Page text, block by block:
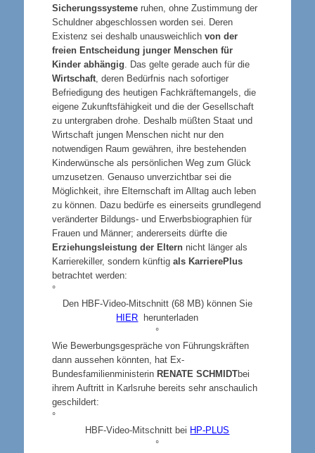
Sicherungssystemeruhen, ohne Zustimmung der
Schuldner abgeschlossen worden sei. Deren
Existenz sei deshalb unausweichlich von der
freien Entscheidung junger Menschen für
Kinder abhängig . Das gelte gerade auch für die
Wirtschaft, deren Bedürfnis nach sofortiger
Befriedigung des heutigen Fachkräftemangels, die
eigene Zukunftsfähigkeit und die der Gesellschaft
zu untergraben drohe. Deshalb müßten Staat und
Wirtschaft jungen Menschen nicht nur den
notwendigen Raum gewähren, ihre bestehenden
Kinderwünsche als persönlichen Weg zum Glück
umzusetzen. Genauso unverzichtbar sei die
Möglichkeit, ihre Elternschaft im Alltag auch leben
zu können. Dazu bedürfe es einerseits grundlegend
veränderter Bildungs- und Erwerbsbiographien für
Frauen und Männer; andererseits dürfte die
Erziehungsleistung der Elternnicht länger als
Karrierekiller, sondern künftig als KarrierePlus
betrachtet werden:
°
Den HBF-Video-Mitschnitt (68 MB) können Sie
HIER herunterladen
°
Wie Bewerbungsgespräche von Führungskräften
dann aussehen könnten, hat Ex-
Bundesfamilienministerin RENATE SCHMIDTbei
ihrem Auftritt in Karlsruhe bereits sehr anschaulich
geschildert:
°
HBF-Video-Mitschnitt bei HP-PLUS
°